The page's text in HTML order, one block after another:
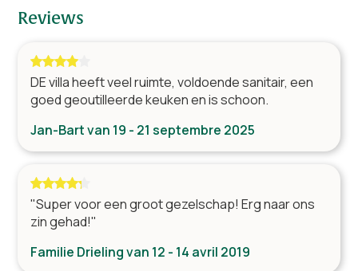
Surround set avec lecteur DVD
Télévision par câble
Table (s) avec chaises
Salon spacieux
Cuisine
Four
Micro-ondes
Frigo américain
Reviews
DE villa heeft veel ruimte, voldoende sanitair, een
goed geoutilleerde keuken en is schoon.
Jan-Bart van 19 - 21 septembre 2025
"Super voor een groot gezelschap! Erg naar ons
zin gehad!"
Familie Drieling van 12 - 14 avril 2019